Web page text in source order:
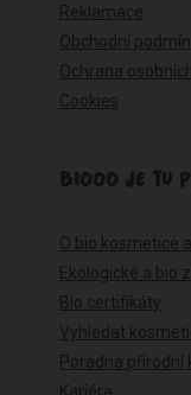
Reklamace
Obchodní
Ochrana
Cookies
BIOOO JE TU
O bio kosmetice
Ekologické a bio
Bio certifikáty
Vyhledat
Poradna přírodní
Kariéra